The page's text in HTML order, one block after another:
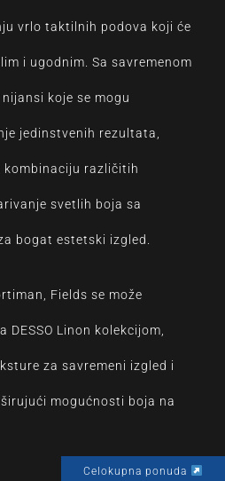
vrlo taktilnih podova koji će
i ugodnim. Sa savremenom
koje se mogu
jedinstvenih rezultata,
različitih
svetlih boja sa
bogat estetski izgled.
Fields se može
Linon kolekcijom,
za savremeni izgled i
mogućnosti boja na
Celokupna ponuda